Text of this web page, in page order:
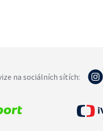
na sociálních sítích: